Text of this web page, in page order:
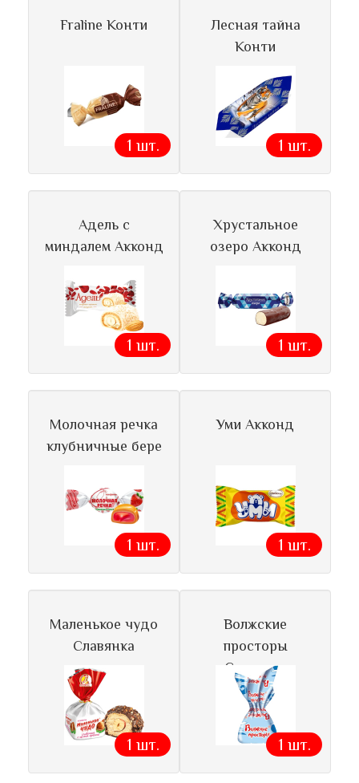
Fraline Конти
1 шт.
Лесная тайна
Конти
1 шт.
Адель с
миндалем Акконд
1 шт.
Хрустальное
озеро Акконд
1 шт.
Молочная речка
клубничные бере
1 шт.
Уми Акконд
1 шт.
Маленькое чудо
Славянка
1 шт.
Волжские
просторы
Славянка
1 шт.